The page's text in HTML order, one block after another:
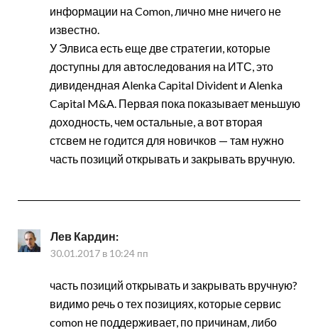
информации на Comon, лично мне ничего не
известно.
У Элвиса есть еще две стратегии, которые
доступны для автоследования на ИТС, это
дивидендная Alenka Capital Divident и Alenka
Capital M&A. Первая пока показывает меньшую
доходность, чем остальные, а вот вторая
стсвем не годится для новичков — там нужно
часть позиций открывать и закрывать вручную.
Лев Кардин:
30.01.2017 в 10:24 пп
часть позиций открывать и закрывать вручную?
видимо речь о тех позициях, которые сервис
comon не поддерживает, по причинам, либо